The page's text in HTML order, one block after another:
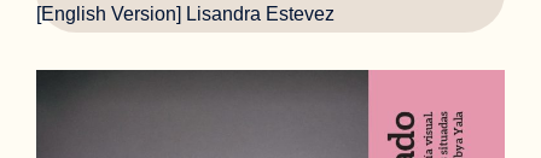
[English Version] Lisandra Estevez